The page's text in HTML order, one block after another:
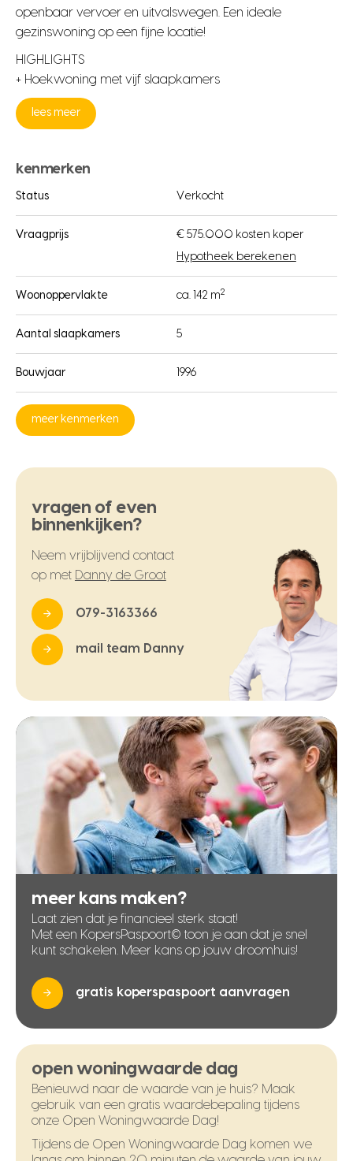
openbaar vervoer en uitvalswegen. Een ideale
gezinswoning op een fijne locatie!
HIGHLIGHTS
+ Hoekwoning met vijf slaapkamers
lees meer
kenmerken
Status Verkocht
Vraagprijs
€ 575.000 kosten koper
Hypotheek berekenen
Woonoppervlakte ca. 142 m2
Aantal slaapkamers 5
Bouwjaar 1996
meer kenmerken
vragen of even
binnenkijken?
Neem vrijblijvend contact
op met
Danny de Groot
079-3163366
mail team Danny
meer kans maken?
Laat zien dat je financieel sterk staat!
Met een KopersPaspoort© toon je aan dat je snel
kunt schakelen. Meer kans op jouw droomhuis!
gratis koperspaspoort aanvragen
open woningwaarde dag
Benieuwd naar de waarde van je huis? Maak
gebruik van een gratis waardebepaling tijdens
onze Open Woningwaarde Dag!
Tijdens de Open Woningwaarde Dag komen we